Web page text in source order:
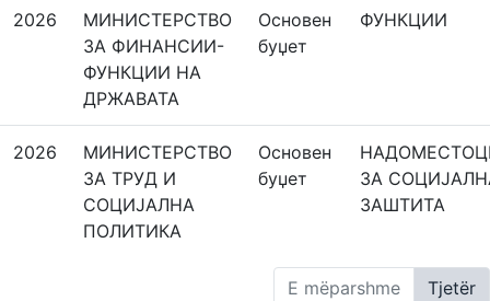
2026
МИНИСТЕРСТВО
ЗА ФИНАНСИИ-
ФУНКЦИИ НА
ДРЖАВАТА
Основeн
буџет
ФУНКЦИИ
2026
МИНИСТЕРСТВО
ЗА ТРУД И
СОЦИЈАЛНА
ПОЛИТИКА
Основeн
буџет
ЗА
ЗАШТИТА
E mëparshme Tjetër